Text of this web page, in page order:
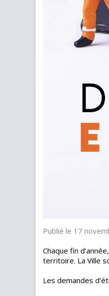
Publié le 17
Chaque fin
territoire. La Ville
Les demandes